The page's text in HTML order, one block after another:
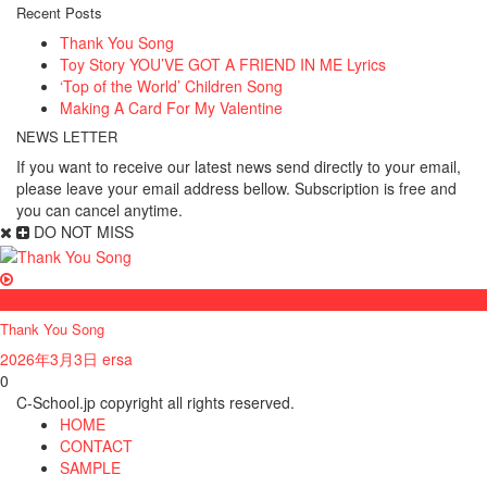
Recent Posts
Thank You Song
Toy Story YOU’VE GOT A FRIEND IN ME Lyrics
‘Top of the World’ Children Song
Making A Card For My Valentine
NEWS LETTER
If you want to receive our latest news send directly to your email,
please leave your email address bellow. Subscription is free and
you can cancel anytime.
DO NOT MISS
Thank You Song
2026年3月3日 ersa
0
C-School.jp copyright all rights reserved.
HOME
CONTACT
SAMPLE